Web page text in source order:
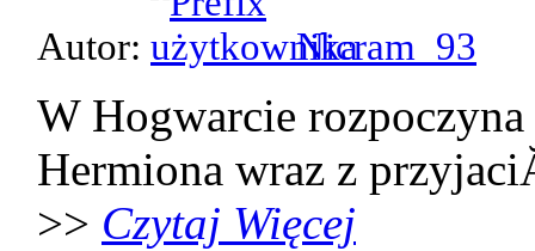
Autor: Nicram_93
W Hogwarcie
Hermiona wraz z
>> Czytaj Więcej